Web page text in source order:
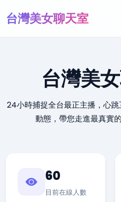
台灣美女聊天室
台灣美
24小時捕捉全台最正主播，心
動態，帶您走進最真實
60
目前在線人數